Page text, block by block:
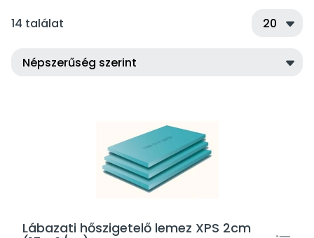
14 találat
Lábazati hőszigetelő lemez XPS 2cm